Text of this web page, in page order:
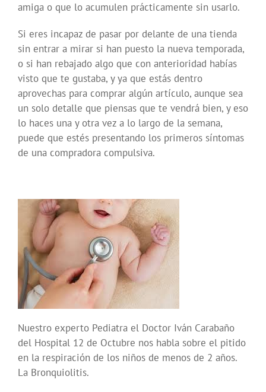
amiga o que lo acumulen prácticamente sin usarlo.
Si eres incapaz de pasar por delante de una tienda
sin entrar a mirar si han puesto la nueva temporada,
o si han rebajado algo que con anterioridad habías
visto que te gustaba, y ya que estás dentro
aprovechas para comprar algún artículo, aunque sea
un solo detalle que piensas que te vendrá bien, y eso
lo haces una y otra vez a lo largo de la semana,
puede que estés presentando los primeros síntomas
de una compradora compulsiva.
Nuestro experto Pediatra el Doctor Iván Carabaño
del Hospital 12 de Octubre nos habla sobre el pitido
en la respiración de los niños de menos de 2 años.
La Bronquiolitis.